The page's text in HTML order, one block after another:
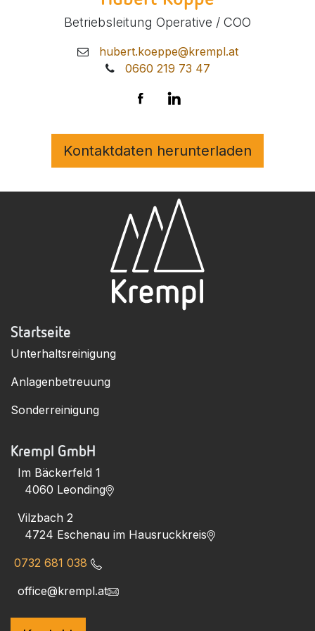
Betriebsleitung Operative / COO
hubert.koeppe@krempl.at
0660 219 73 47
Kontaktdaten herunterladen
Startseite
Unterhaltsreinigung
Anlagenbetreuung
Sonderreinigung
Krempl GmbH
Im Bäckerfeld 1
4060 Leonding
Vilzbach 2
4724 Eschenau im Hausruckkreis
0732 681 038
office@krempl.at